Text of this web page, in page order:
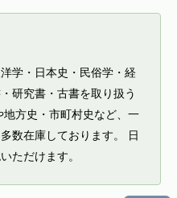
学・日本史・民俗学・経
研究書・古書を取り扱う
方史・市町村史など、一
数在庫しております。 日
ただけます。